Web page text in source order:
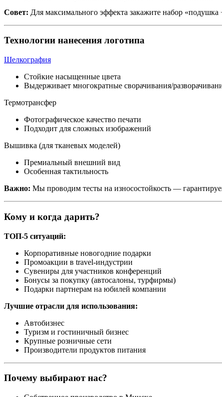
Совет: Для максимального эффекта закажите набор
Технологии нанесения логотипа
Шелкография
Стойкие насыщенные цвета
Выдерживает многократные сворачивания/
Термотрансфер
Фотографическое качество печати
Подходит для сложных изображений
Вышивка (для тканевых моделей)
Премиальный внешний вид
Особенная тактильность
Важно: Мы проводим тесты на износостойкость —
Кому и когда дарить?
ТОП-5 ситуаций:
Корпоративные новогодние подарки
Промоакции в travel-индустрии
Сувениры для участников конференций
Бонусы за покупку (автосалоны, турфирмы)
Подарки партнерам на юбилей компании
Лучшие отрасли для использования:
Автобизнес
Туризм и гостиничный бизнес
Крупные розничные сети
Производители продуктов питания
Почему выбирают нас?